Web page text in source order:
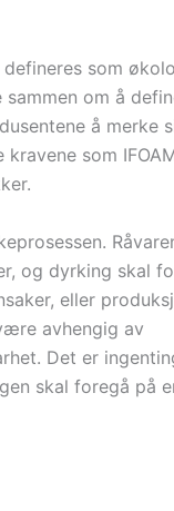
som
om å
å merke
som
og dyrking skal
eller
avhengig av
Det er
skal foregå på